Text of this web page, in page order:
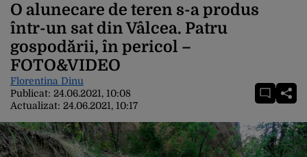
O alunecare de teren s-a produs
într-un sat din Vâlcea. Patru
gospodării, în pericol –
FOTO&VIDEO
Florentina Dinu
Publicat: 24.06.2021, 10:08
Actualizat: 24.06.2021, 10:17